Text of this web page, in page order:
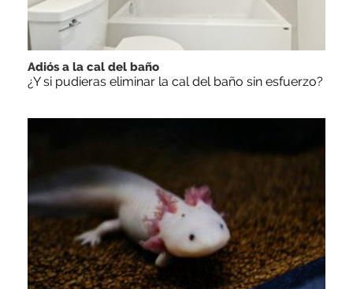
Adiós a la cal del baño
¿Y si pudieras eliminar la cal del baño sin esfuerzo?